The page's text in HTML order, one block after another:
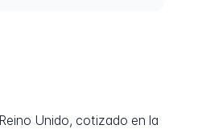
Unido, cotizado en la